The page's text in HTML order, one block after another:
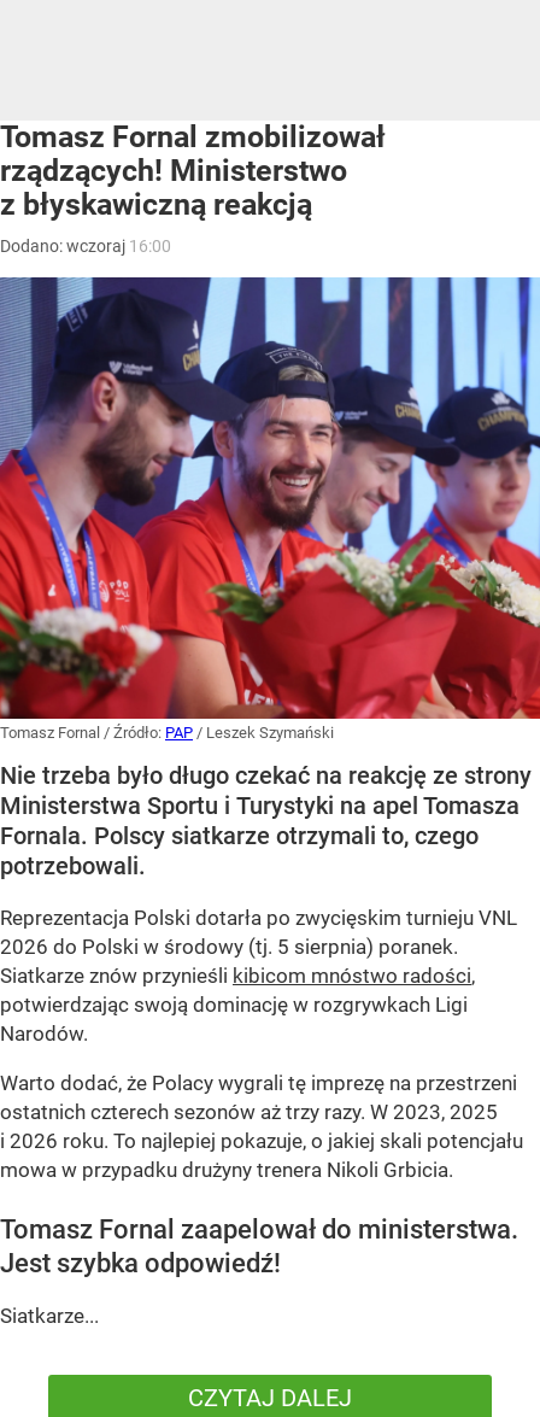
Tomasz Fornal zmobilizował
rządzących! Ministerstwo
z błyskawiczną reakcją
Dodano:wczoraj 16:00
Tomasz Fornal / Źródło: PAP / Leszek Szymański
Nie trzeba było długo czekać na reakcję ze strony
Ministerstwa Sportu i Turystyki na apel Tomasza
Fornala. Polscy siatkarze otrzymali to, czego
potrzebowali.
Reprezentacja Polski dotarła po zwycięskim turnieju VNL
2026 do Polski w środowy (tj. 5 sierpnia) poranek.
Siatkarze znów przynieśli kibicom mnóstwo radości,
potwierdzając swoją dominację w rozgrywkach Ligi
Narodów.
Warto dodać, że Polacy wygrali tę imprezę na przestrzeni
ostatnich czterech sezonów aż trzy razy. W 2023, 2025
i 2026 roku. To najlepiej pokazuje, o jakiej skali potencjału
mowa w przypadku drużyny trenera Nikoli Grbicia.
Tomasz Fornal zaapelował do ministerstwa.
Jest szybka odpowiedź!
Siatkarze...
CZYTAJ DALEJ